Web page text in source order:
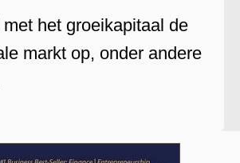
het groeikapitaal de
markt op, onder andere